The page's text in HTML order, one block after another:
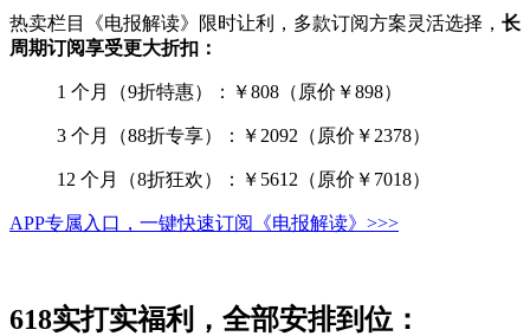
热卖栏目《电报解读》限时让利，多款订阅方案灵活选择， 长
周期订阅享受更大折扣：
1 个月（9折特惠）：￥808（原价￥898）
3 个月（88折专享）：￥2092（原价￥2378）
12 个月（8折狂欢）：￥5612（原价￥7018）
APP专属入口，一键快速订阅《电报解读》>>>
618实打实福利，全部安排到位 ：